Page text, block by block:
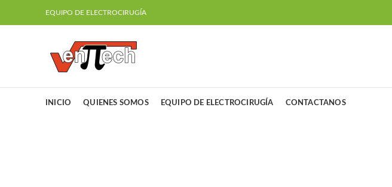
EQUIPO DE ELECTROCIRUGÍA
INICIO QUIENES SOMOS EQUIPO DE ELECTROCIRUGÍA CONTACTANOS